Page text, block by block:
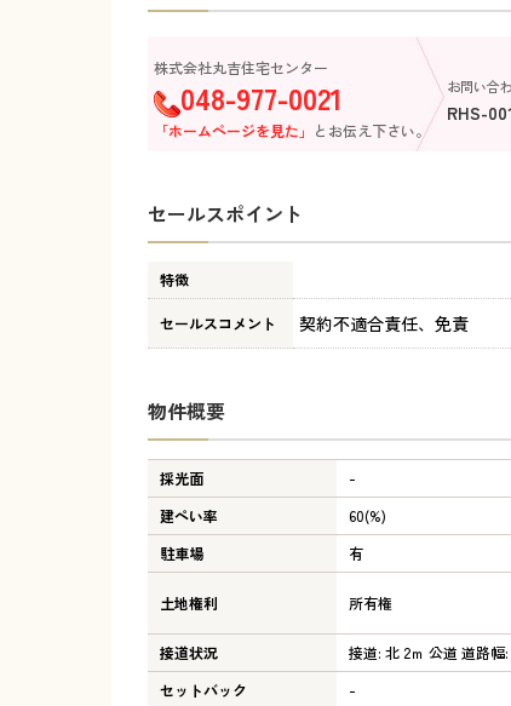
株式会社丸吉住宅センター
048-977-0021
「ホームページを見た」 とお伝え下さい。
お問い合
RHS-
セールスポイント
特徴
セールスコメント 契約不適合責任、免責
物件概要
採光面 -
建ぺい率
60(%)
駐車場
有
土地権利 所有権
接道状況 接道: 北 2ｍ 公道 道路幅:
セットバック
-